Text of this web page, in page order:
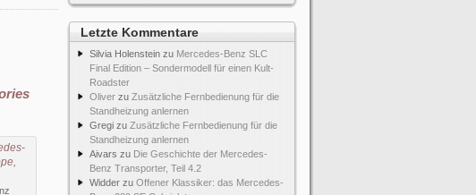
Letzte Kommentare
Silvia Holenstein zu Mercedes-Benz SLC
Final Edition – Sondermodell für einen Kult-
Roadster
Oliver zu Zusätzliche Fernbedienung für die
Standheizung anlernen
Gregi zu Zusätzliche Fernbedienung für die
Standheizung anlernen
Aivars zu Die Geschichte der Mercedes-
Benz Transporter, Teil 4.2
Widder zu Offener Klassiker: das Mercedes-